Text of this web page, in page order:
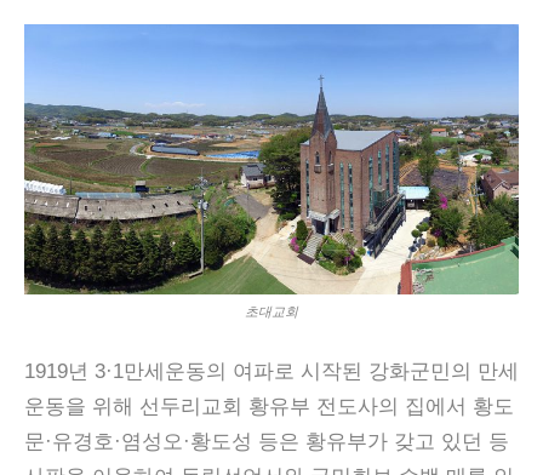
초대교회
1919년 3·1만세운동의 여파로 시작된 강화군민의 만세
운동을 위해 선두리교회 황유부 전도사의 집에서 황도
문·유경호·염성오·황도성 등은 황유부가 갖고 있던 등